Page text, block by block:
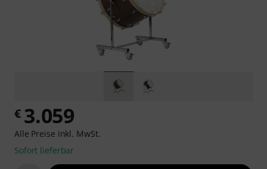
€ 3.059
Alle Preise inkl. MwSt.
Sofort lieferbar